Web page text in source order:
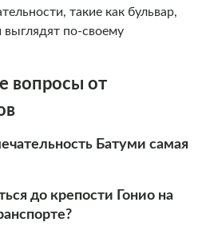
такие как бульвар,
по-своему
вопросы от
Батуми самая
до крепости Гонио на